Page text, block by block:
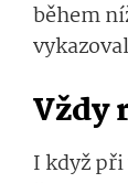
během
Vždy
I když